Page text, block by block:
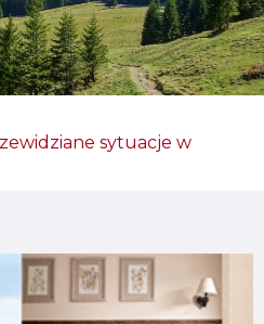
sytuacje w